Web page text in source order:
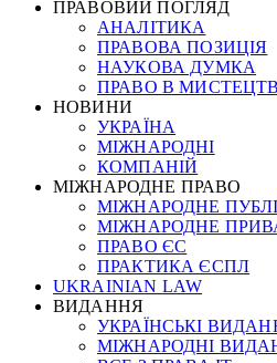
ПРАВОВИЙ ПОГЛЯД
АНАЛІТИКА
ПРАВОВА ПОЗИЦІЯ
НАУКОВА ДУМКА
ПРАВО В
НОВИНИ
УКРАЇНА
МІЖНАРОДНІ
КОМПАНІЙ
МІЖНАРОДНЕ ПРАВО
МІЖНАРОДНЕ
МІЖНАРОДНЕ
ПРАВО ЄС
ПРАКТИКА ЄСПЛ
UKRAINIAN LAW
ВИДАННЯ
УКРАЇНСЬКІ
МІЖНАРОДНІ